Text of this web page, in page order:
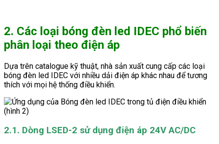
2. Các loại bóng đèn led IDEC phổ biến
phân loại theo điện áp
Dựa trên catalogue kỹ thuật, nhà sản xuất cung cấp các loại
bóng đèn led IDEC với nhiều dải điện áp khác nhau để tương
thích với mọi hệ thống điều khiển.
2.1. Dòng LSED-2 sử dụng điện áp 24V AC/DC